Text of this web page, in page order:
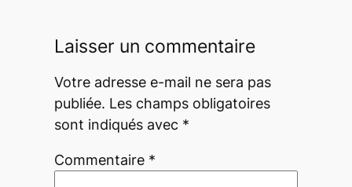
Laisser un commentaire
Votre adresse e-mail ne sera pas
publiée. Les champs obligatoires
sont indiqués avec *
Commentaire *